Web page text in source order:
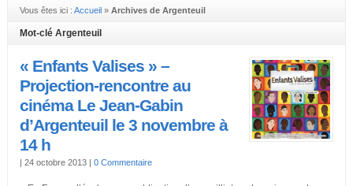
Vous êtes ici : Accueil» Archives de Argenteuil
Mot-clé Argenteuil
« Enfants Valises » –
Projection-rencontre au
cinéma Le Jean-Gabin
d’Argenteuil le 3 novembre à
14 h
| 24 octobre 2013 | 0 Commentaire